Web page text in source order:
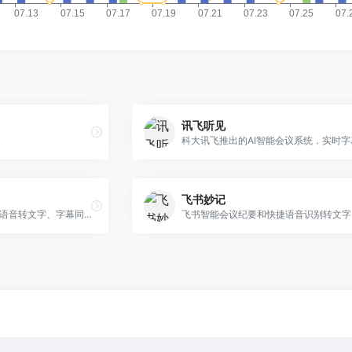
讯飞听见
思必驰推出的AI会议助手，语音转文字、字幕同传、AI摘要
飞书妙记
飞书智能会议纪要和快捷语音识别转文字